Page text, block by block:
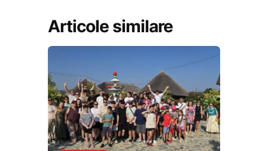
Articole similare